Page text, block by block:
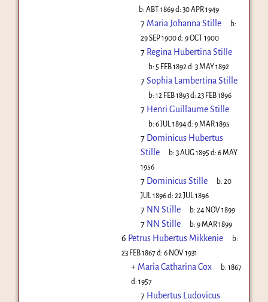
b:ABT 1869d:30 APR 1949
7 Maria Johanna Stille
b:
29 SEP 1900d: 9 OCT 1900
7 Regina Hubertina Stille
b: 5 FEB 1892 d:3 MAY 1892
7Sophia Lambertina Stille
b:12 FEB 1893d:23 FEB 1896
7 Henri Guillaume Stille
b:6 JUL 1894d:9 MAR 1895
7 Dominicus Hubertus
Stille
b:3 AUG 1895 d:6 MAY
1956
7 Dominicus Stille b:20
JUL 1896d: 22 JUL 1896
7 NN Stille b:24 NOV 1899
7 NN Stille b:9 MAR 1899
6 Petrus Hubertus Mikkenie
b:
23 FEB 1867d: 6 NOV 1931
+ Maria Catharina Cox b:1867
d: 1957
7 Hubertus Ludovicus